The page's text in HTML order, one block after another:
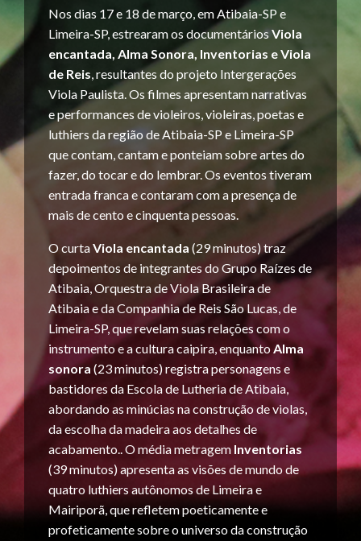
Nos dias 17 e 18 de março, em Atibaia-SP e
Limeira-SP, estrearam os documentáriosViola
encantada, Alma Sonora, Inventorias e Viola
de Reis, resultantes do projeto Intergerações
Viola Paulista. Os filmes apresentam narrativas
e performances de violeiros, violeiras, poetas e
luthiers da região de Atibaia-SP e Limeira-SP
que contam, cantam e ponteiam sobre artes do
fazer, do tocar e do lembrar. Os eventos tiveram
entrada franca e contaram com a presença de
mais de cento e cinquenta pessoas.
O curtaViola encantada (29 minutos) traz
depoimentos de integrantes do Grupo Raízes de
Atibaia, Orquestra de Viola Brasileira de
Atibaia e da Companhia de Reis São Lucas, de
Limeira-SP, que revelam suas relações com o
instrumento e a cultura caipira, enquantoAlma
sonora (23 minutos) registra personagens e
bastidores da Escola de Lutheria de Atibaia,
abordando as minúcias na construção de violas,
da escolha da madeira aos detalhes de
acabamento.. O média metragem Inventorias
(39 minutos) apresenta as visões de mundo de
quatro luthiers autônomos de Limeira e
Mairiporã, que refletem poeticamente e
profeticamente sobre o universo da construção